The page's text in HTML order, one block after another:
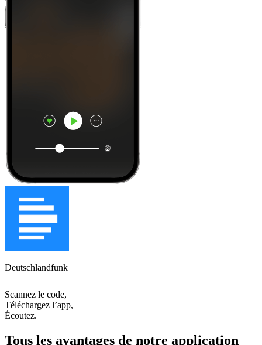
Deutschlandfunk
Scannez le code,
Téléchargez l’app,
Écoutez.
Tous les avantages de notre application